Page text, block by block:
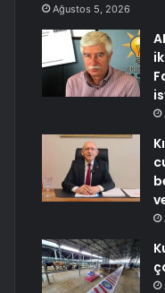
Ağustos 5, 2026